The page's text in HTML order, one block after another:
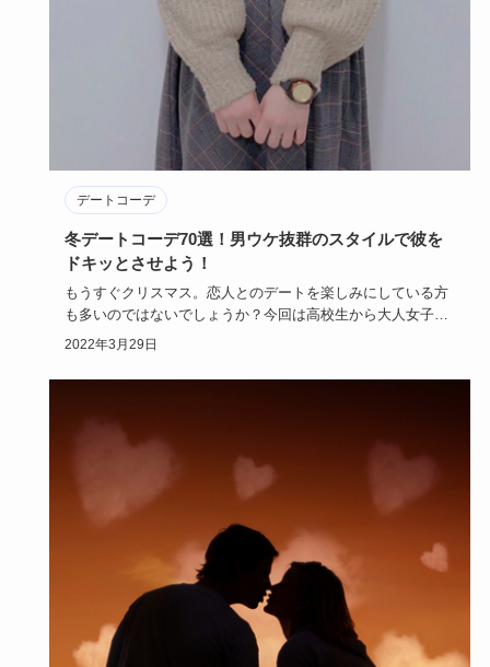
デートコーデ
冬デートコーデ70選！男ウケ抜群のスタイルで彼を
ドキッとさせよう！
もうすぐクリスマス。恋人とのデートを楽しみにしている方
も多いのではないでしょうか？今回は高校生から大人女子ま
でOKな冬にぴ…
2022年3月29日